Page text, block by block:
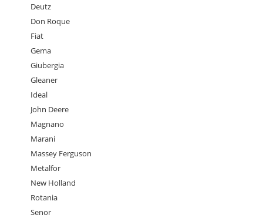
Deutz
Don Roque
Fiat
Gema
Giubergia
Gleaner
Ideal
John Deere
Magnano
Marani
Massey Ferguson
Metalfor
New Holland
Rotania
Senor